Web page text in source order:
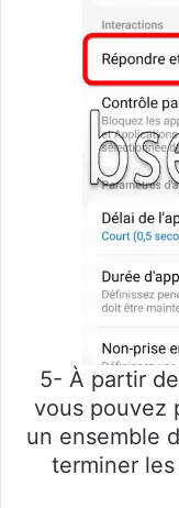
5- À partir
vous pouvez
un ensemble
terminer